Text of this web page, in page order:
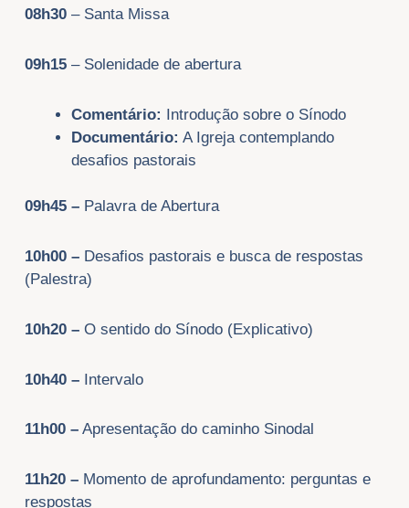
08h30– Santa Missa
09h15– Solenidade de abertura
Comentário: Introdução sobre o Sínodo
Documentário: A Igreja contemplando
desafios pastorais
09h45 – Palavra de Abertura
10h00 –Desafios pastorais e busca de respostas
(Palestra)
10h20 –O sentido do Sínodo (Explicativo)
10h40 –Intervalo
11h00 –Apresentação do caminho Sinodal
11h20 – Momento de aprofundamento: perguntas e
respostas